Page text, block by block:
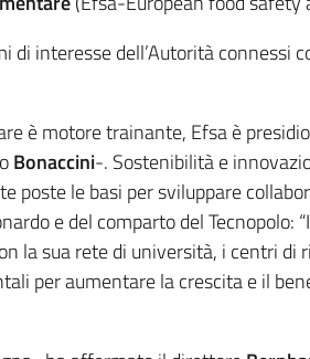
interesse dell’Autorità connessi
è motore trainante, Efsa è
Bonaccini-. Sostenibilità e
poste le basi per sviluppare
e del comparto del
la sua rete di università, i centri
per aumentare la crescita e il